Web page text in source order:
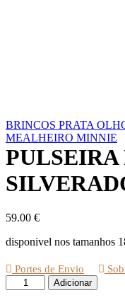
BRINCOS PRATA
MEALHEIRO MINNIE
PULSEIRA
59.00 €
disponivel nos tamanhos
Portes de Envio
Quantidade
de
Adicionar